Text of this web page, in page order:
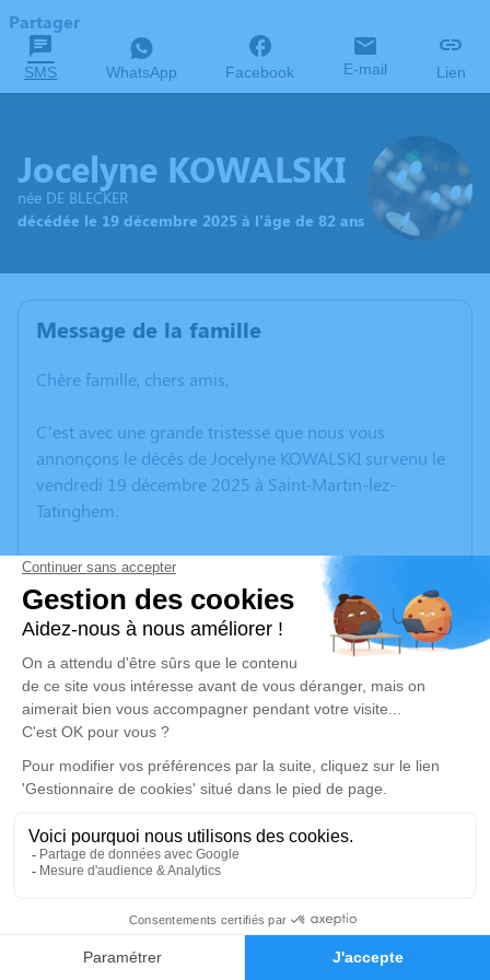
Faire-part Hommages
Partager
SMS WhatsApp Facebook E-mail Lien
Jocelyne KOWALSKI
née DE BLECKER
décédée le 19 décembre 2025 à l'âge de 82 ans
Message de la famille
Chère famille, chers amis,
C’est avec une grande tristesse que nous vous
annonçons le décès de Jocelyne KOWALSKI survenu le
vendredi 19 décembre 2025 à Saint-Martin-lez-
Tatinghem.
Nous vous invitons à utiliser cet espace pour laisser
vos condoléances, partager des photos souvenirs, une
anecdote ou exprimer vos pensées à travers des
poèmes ou des textes. Cet endroit est un lieu
d'expression dédié à honorer la mémoire de Jocelyne
KOWALSKI.
Un service de plantation d’arbre hommage est
disponible ici .
Je rends hommage
mardi 23 décembre 2025 à 12h30
Crématorium de Rety